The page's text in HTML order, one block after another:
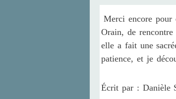
Merci encore pour
Orain, de rencontre
elle a fait une
patience, et je
Écrit par : Danièle